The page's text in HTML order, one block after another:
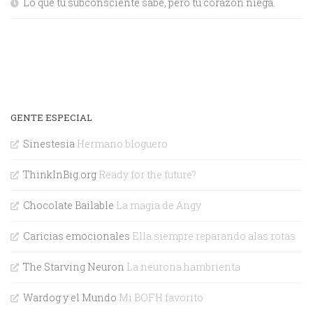
GENTE ESPECIAL
Sinestesia Hermano bloguero
ThinkInBig.org Ready for the future?
Chocolate Bailable La magia de Angy
Caricias emocionales Ella siempre reparando alas rotas
The Starving Neuron La neurona hambrienta
Wardog y el Mundo Mi BOFH favorito